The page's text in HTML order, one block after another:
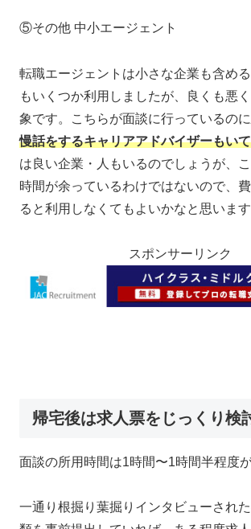
⑤その他 中小エージェント
転職エージェントは小さな企業も含め
もいくつか利用しましたが、良くも悪
象です。こちらが面談に行っているのに
慢話をするキャリアアドバイザーもいて
は良い企業・人もいるのでしょうが、
時間が余っているわけではないので、
ると利用しなくてもよいかなと思います
スポンサーリンク
帰宅後は求人票をじっくり検
面談の所用時間は1時間〜1時間半程度
一通り根掘り葉掘りインタビューされ